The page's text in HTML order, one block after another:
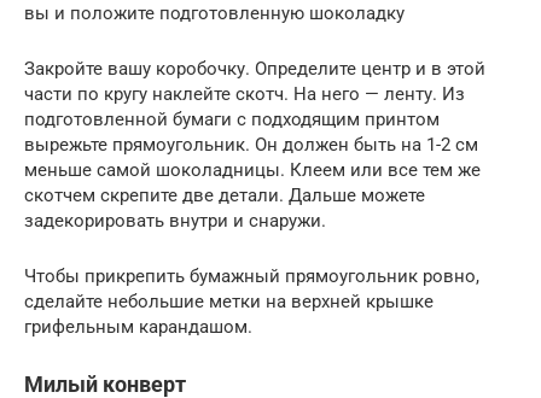
вы и положите подготовленную шоколадку
Закройте вашу коробочку. Определите центр и в этой
части по кругу наклейте скотч. На него — ленту. Из
подготовленной бумаги с подходящим принтом
вырежьте прямоугольник. Он должен быть на 1-2 см
меньше самой шоколадницы. Клеем или все тем же
скотчем скрепите две детали. Дальше можете
задекорировать внутри и снаружи.
Чтобы прикрепить бумажный прямоугольник ровно,
сделайте небольшие метки на верхней крышке
грифельным карандашом.
Милый конверт